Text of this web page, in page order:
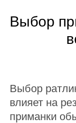
Выбор
Выбор
влияет на
приманки